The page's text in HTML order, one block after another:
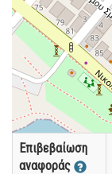
Επιβεβαίωση
αναφοράς